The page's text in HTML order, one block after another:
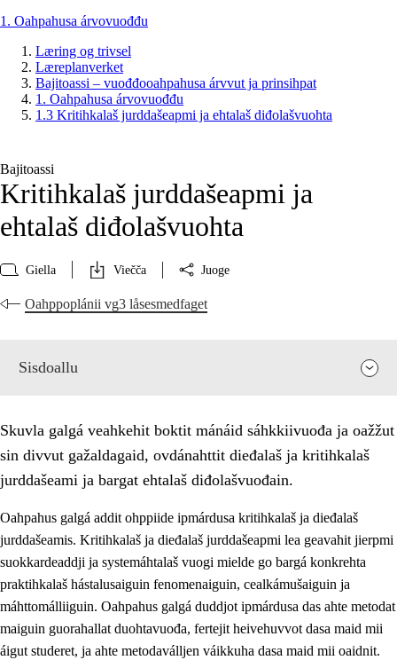
1. Oahpahusa árvovuođđu
Læring og trivsel
Læreplanverket
Bajitoassi – vuođđooahpahusa árvvut ja prinsihpat
1. Oahpahusa árvovuođđu
1.3 Kritihkalaš jurddašeapmi ja ehtalaš diđolašvuohta
Bajitoassi
Kritihkalaš jurddašeapmi ja
ehtalaš diđolašvuohta
Giella Viečča Juoge
Oahppoplánii vg3 låsesmedfaget
Sisdoallu
1. Oahpahusa árvovuođđu
1.1 Olmmošárvu
Skuvla galgá veahkehit boktit mánáid sáhkkiivuođa ja oažžut
sin divvut gažaldagaid, ovdánahttit dieđalaš ja kritihkalaš
jurddašeami ja bargat ehtalaš diđolašvuođain.
Oahpahus galgá addit ohppiide ipmárdusa kritihkalaš ja dieđalaš
jurddašeamis. Kritihkalaš ja dieđalaš jurddašeapmi lea geavahit jierpmi
suokkardeaddji ja systemáhtalaš vuogi mielde go bargá konkrehta
praktihkalaš hástalusaiguin fenomenaiguin, cealkámušaiguin ja
máhttomálliiguin. Oahpahus galgá duddjot ipmárdusa das ahte metodat
maiguin guorahallat duohtavuođa, fertejit heivehuvvot dasa maid mii
áigut studeret, ja ahte metodaválljen váikkuha dasa maid mii oaidnit.